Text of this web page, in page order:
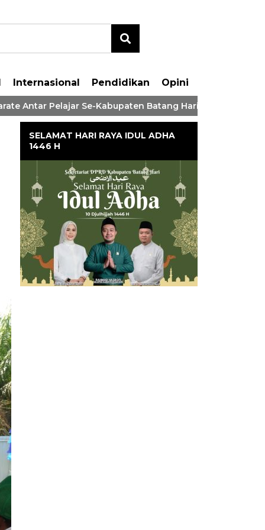
Internasional Pendidikan Opini
Pelajar Se-Kabupaten Batang Hari Tahaun 2026
SELAMAT HARI RAYA IDUL ADHA
1446 H